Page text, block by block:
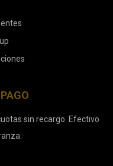
sin recargo. Efectivo